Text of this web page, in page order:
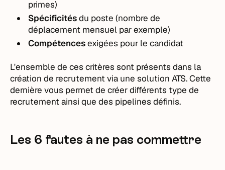
primes)
Spécificitésdu poste (nombre de
déplacement mensuel par exemple)
Compétencesexigées pour le candidat
L'ensemble de ces critères sont présents dans la
création de recrutement via une solution ATS. Cette
dernière vous permet de créer différents type de
recrutement ainsi que des pipelines définis.
Les 6 fautes à ne pas commettre